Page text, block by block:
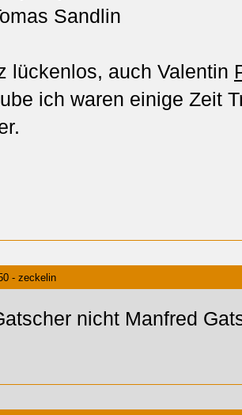
Sandlin
lückenlos, auch Valentin
ich waren einige Zeit
- zeckelin
nicht Manfred